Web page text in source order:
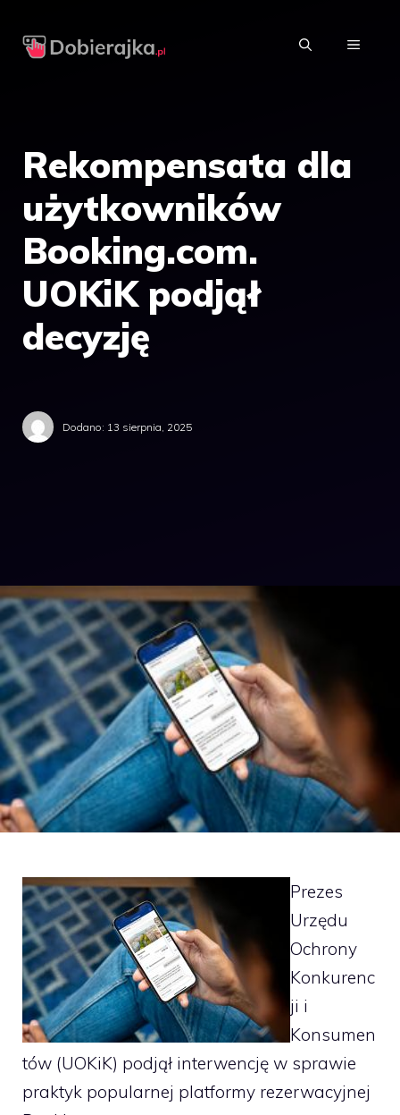
MENU
Rekompensata dla
użytkowników
Booking.com.
UOKiK podjął
decyzję
Dodano: 13 sierpnia, 2025
Prezes
Urzędu
Ochrony
Konkurenc
ji i
Konsumen
tów (UOKiK) podjął interwencję w sprawie
praktyk popularnej platformy rezerwacyjnej